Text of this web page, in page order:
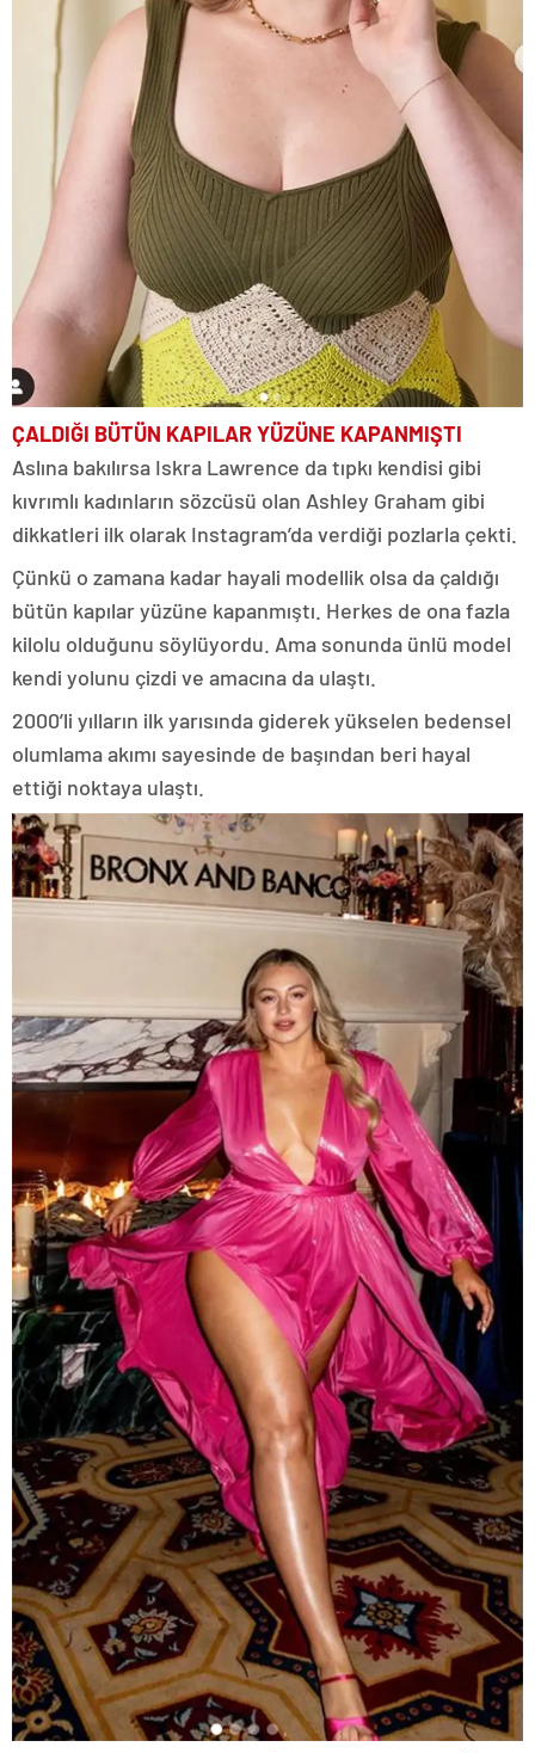
ÇALDIĞI BÜTÜN KAPILAR YÜZÜNE KAPANMIŞTI
Aslına bakılırsa Iskra Lawrence da tıpkı kendisi gibi
kıvrımlı kadınların sözcüsü olan Ashley Graham gibi
dikkatleri ilk olarak Instagram’da verdiği pozlarla çekti.
Çünkü o zamana kadar hayali modellik olsa da çaldığı
bütün kapılar yüzüne kapanmıştı. Herkes de ona fazla
kilolu olduğunu söylüyordu. Ama sonunda ünlü model
kendi yolunu çizdi ve amacına da ulaştı.
2000’li yılların ilk yarısında giderek yükselen bedensel
olumlama akımı sayesinde de başından beri hayal
ettiği noktaya ulaştı.